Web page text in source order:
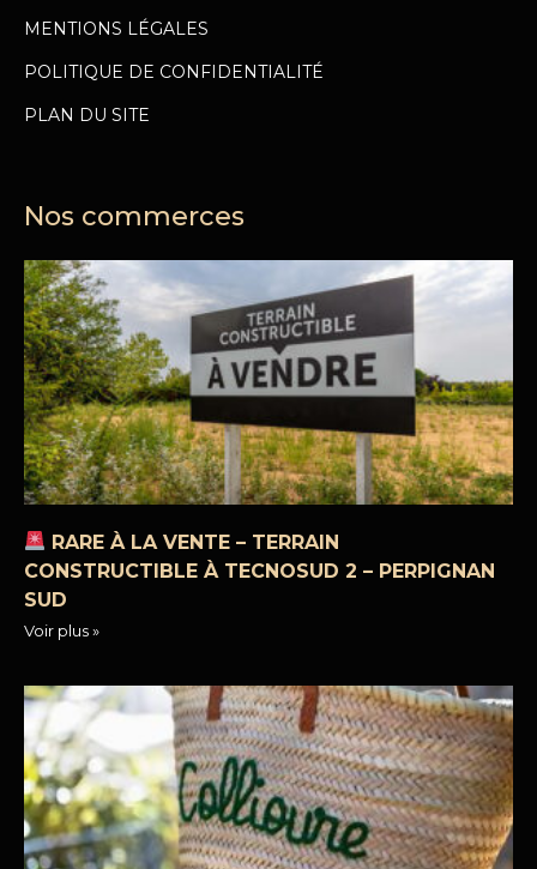
MENTIONS LÉGALES
POLITIQUE DE CONFIDENTIALITÉ
PLAN DU SITE
Nos commerces
RARE À LA VENTE – TERRAIN
CONSTRUCTIBLE À TECNOSUD 2 – PERPIGNAN
SUD
Voir plus »